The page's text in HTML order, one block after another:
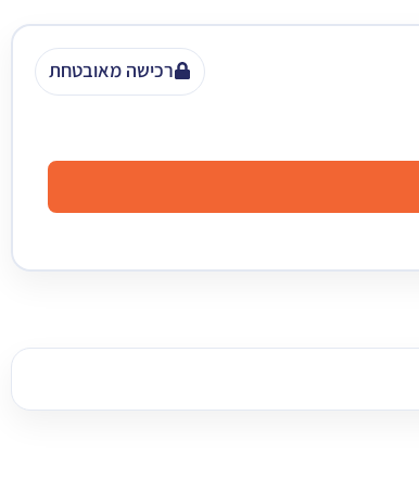
רכישה מאובטחת